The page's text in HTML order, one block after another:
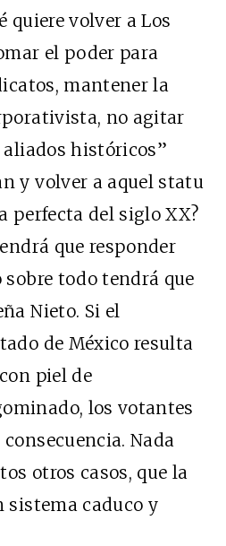
quiere volver a Los
el poder para
mantener la
no agitar
aliados históricos”
y volver a aquel statu
perfecta del siglo XX?
que responder
sobre todo tendrá que
Nieto. Si el
de México resulta
piel de
los votantes
Nada
otros casos, que la
sistema caduco y